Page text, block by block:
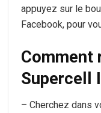
appuyez sur le
Facebook, pour
Comment
Supercell
– Cherchez dans